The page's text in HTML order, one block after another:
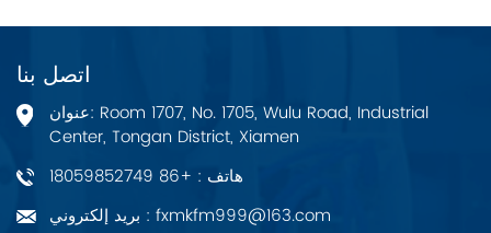
اتصل بنا
عنوان: Room 1707, No. 1705, Wulu Road, Industrial
Center, Tongan District, Xiamen
هاتف : +86 18059852749
بريد إلكتروني : fxmkfm999@163.com